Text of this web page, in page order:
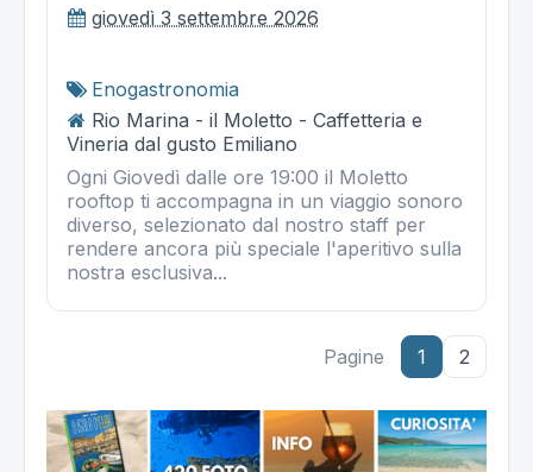
giovedì 3 settembre 2026
Enogastronomia
Rio Marina - il Moletto - Caffetteria e
Vineria dal gusto Emiliano
Ogni Giovedì dalle ore 19:00 il Moletto
rooftop ti accompagna in un viaggio sonoro
diverso, selezionato dal nostro staff per
rendere ancora più speciale l'aperitivo sulla
nostra esclusiva...
Pagine 1 2